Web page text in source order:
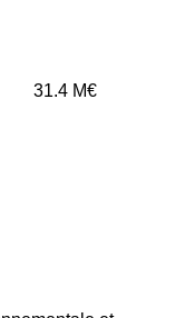
31.4 M€